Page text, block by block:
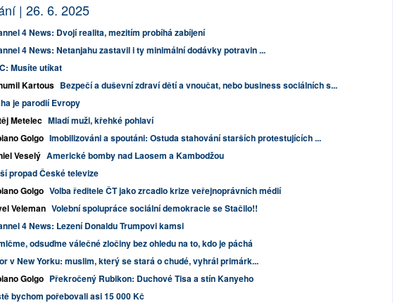
| 26. 6. 2025
4 News: Dvojí realita, mezitím probíhá zabíjení
4 News: Netanjahu zastavil i ty minimální dodávky potravin ...
Musíte utíkat
Kartous Bezpečí a duševní zdraví dětí a vnoučat, nebo business sociálních s...
je parodií Evropy
Metelec Mladí muži, křehké pohlaví
Golgo Imobilizováni a spoutáni: Ostuda stahování starších protestujících ...
Veselý Americké bomby nad Laosem a Kambodžou
propad České televize
Golgo Volba ředitele ČT jako zrcadlo krize veřejnoprávních médií
Veleman Volební spolupráce sociální demokracie se Stačilo!!
4 News: Lezení Donaldu Trumpovi kamsi
odsuďme válečné zločiny bez ohledu na to, kdo je páchá
v New Yorku: muslim, který se stará o chudé, vyhrál primárk...
Golgo Překročený Rubikon: Duchové Tisa a stín Kanyeho
bychom pořebovali asi 15 000 Kč